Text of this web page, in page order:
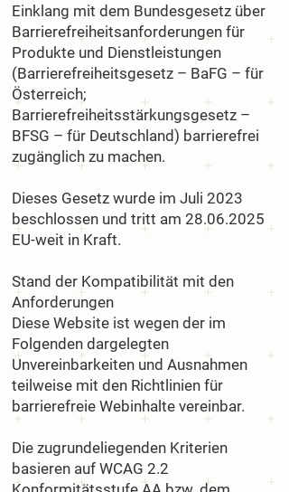
Einklang mit dem Bundesgesetz über
Barrierefreiheitsanforderungen für
Produkte und Dienstleistungen
(Barrierefreiheitsgesetz – BaFG – für
Österreich;
Barrierefreiheitsstärkungsgesetz –
BFSG – für Deutschland) barrierefrei
zugänglich zu machen.
Dieses Gesetz wurde im Juli 2023
beschlossen und tritt am28.06.2025
EU-weit in Kraft.
Stand der Kompatibilität mit den
Anforderungen
Diese Website ist wegen der im
Folgenden dargelegten
Unvereinbarkeiten und Ausnahmen
teilweise mit den Richtlinien für
barrierefreie Webinhalte vereinbar.
Die zugrundeliegenden Kriterien
basieren auf WCAG 2.2